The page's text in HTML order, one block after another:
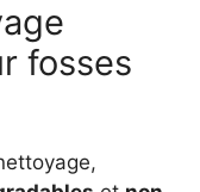
fosses